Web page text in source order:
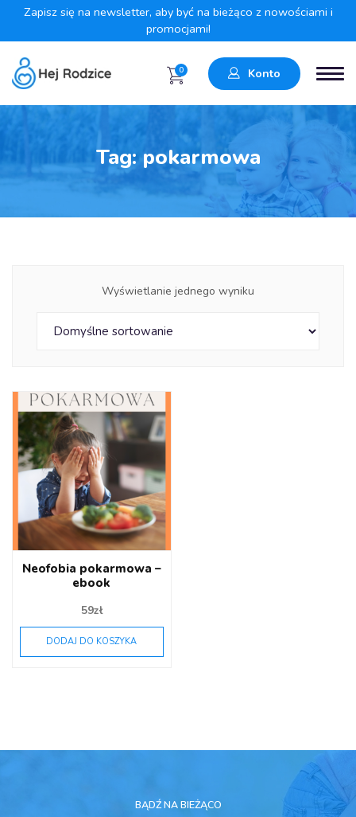
Zapisz się na newsletter, aby być na bieżąco z nowościami i
promocjami!
0 Konto
Tag: pokarmowa
Wyświetlanie jednego wyniku
Neofobia pokarmowa –
ebook
59zł
DODAJ DO KOSZYKA
BĄDŹ NA BIEŻĄCO